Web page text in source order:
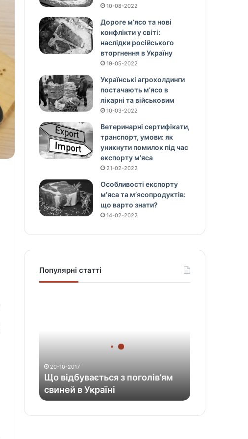
10-08-2022
Дороге м’ясо та нові
конфлікти у світі:
наслідки російського
вторгнення в Україну
19-05-2022
Українські агрохолдинги
постачають м’ясо в
лікарні та військовим
10-03-2022
Ветеринарні сертифікати,
транспорт, умови: як
уникнути помилок під час
експорту м’яса
21-02-2022
Особливості експорту
м’яса та м’ясопродуктів:
що варто знати?
14-02-2022
Популярні статті
т
20-10-2017
Що відбувається з поголів’ям
свиней в Україні